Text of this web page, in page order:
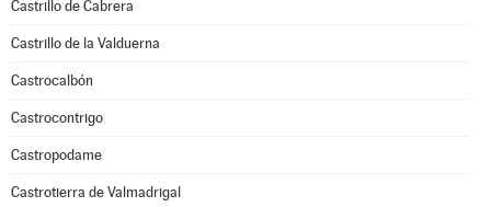
Castrillo de Cabrera
Castrillo de la Valduerna
Castrocalbón
Castrocontrigo
Castropodame
Castrotierra de Valmadrigal